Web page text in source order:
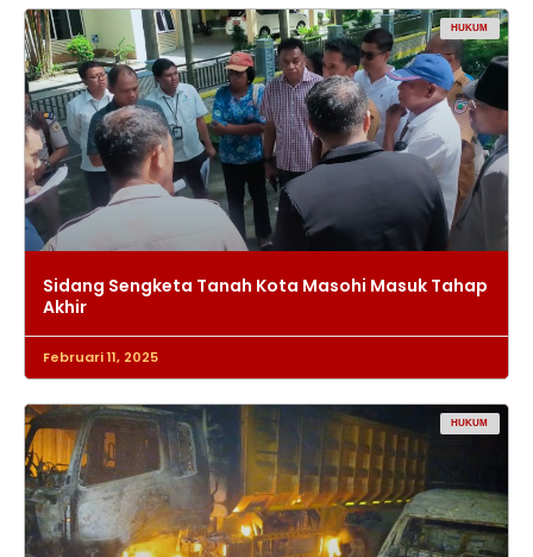
HUKUM
Sidang Sengketa Tanah Kota Masohi Masuk Tahap
Akhir
Februari 11, 2025
HUKUM